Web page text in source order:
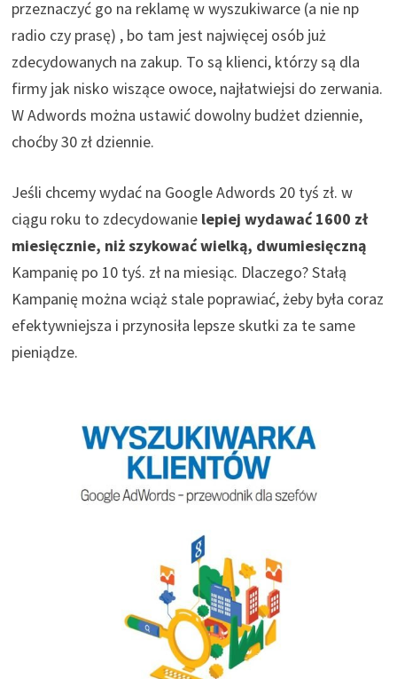
przeznaczyć go na reklamę w wyszukiwarce (a nie np
radio czy prasę) , bo tam jest najwięcej osób już
zdecydowanych na zakup. To są klienci, którzy są dla
firmy jak nisko wiszące owoce, najłatwiejsi do zerwania.
W Adwords można ustawić dowolny budżet dziennie,
choćby 30 zł dziennie.
Jeśli chcemy wydać na Google Adwords 20 tyś zł. w
ciągu roku to zdecydowanie lepiej wydawać 1600 zł
miesięcznie, niż szykować wielką, dwumiesięczną
Kampanię po 10 tyś. zł na miesiąc. Dlaczego? Stałą
Kampanię można wciąż stale poprawiać, żeby była coraz
efektywniejsza i przynosiła lepsze skutki za te same
pieniądze.